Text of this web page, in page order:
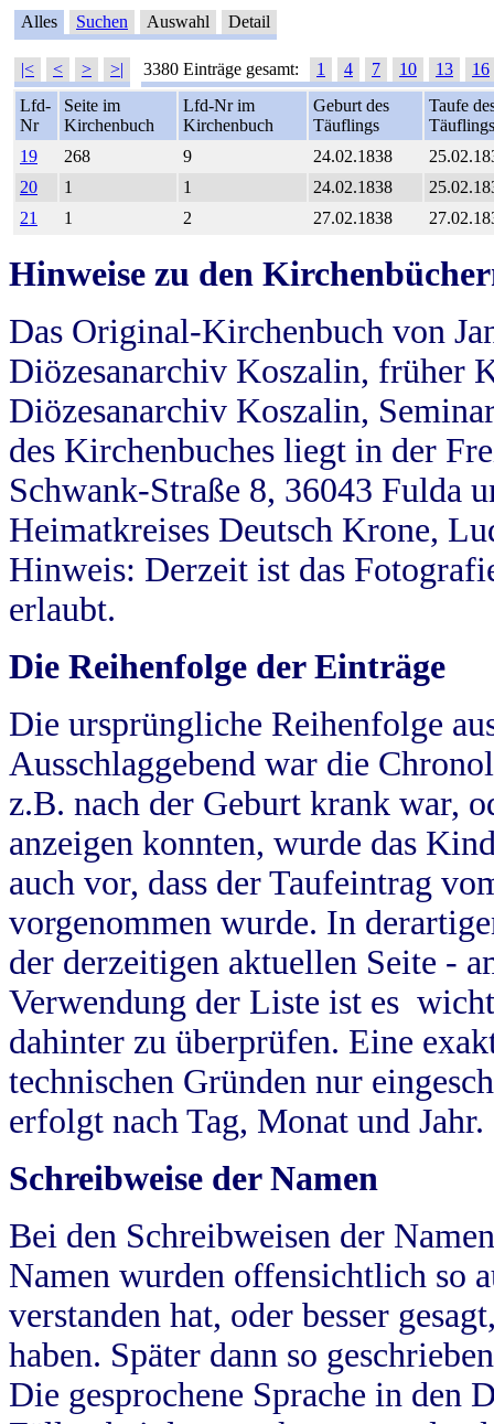
Alles Suchen Auswahl Detail
|< < > >| 3380 Einträge gesamt: 1 4 7 10 13
16
Lfd-
Nr
Seite im
Kirchenbuch
Lfd-Nr im
Kirchenbuch
Geburt des
Täuflings
Taufe
Täuflings
19
268 9 24.02.1838
20
1 1 24.02.1838
21
1 2 27.02.1838
Hinweise zu den
Das Original-Kirchenbuch von
Diözesanarchiv Koszalin, früher
Diözesanarchiv Koszalin,
des Kirchenbuches liegt in der
Schwank-Straße 8, 36043 Fulda
Heimatkreises Deutsch Krone,
Hinweis: Derzeit ist das
erlaubt.
Die Reihenfolge der Einträge
Die ursprüngliche Reihenfolge
Ausschlaggebend war die
z.B. nach der Geburt krank war,
anzeigen konnten, wurde das
auch vor, dass der Taufeintrag
vorgenommen wurde. In
der derzeitigen aktuellen Seite -
Verwendung der Liste ist es
dahinter zu überprüfen. Eine
technischen Gründen nur
erfolgt nach Tag, Monat und Jahr.
Schreibweise der Namen
Bei den Schreibweisen der
Namen wurden offensichtlich so
verstanden hat, oder besser
haben. Später dann so
Die gesprochene Sprache in